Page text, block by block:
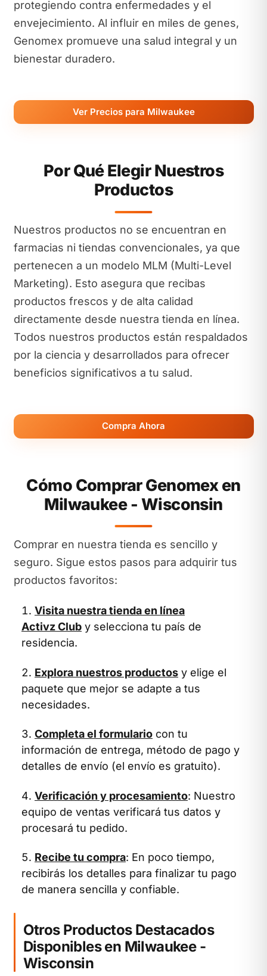
protegiendo contra enfermedades y el
envejecimiento. Al influir en miles de genes,
Genomex promueve una salud integral y un
bienestar duradero.
Ver Precios para Milwaukee
Por Qué Elegir Nuestros
Productos
Nuestros productos no se encuentran en
farmacias ni tiendas convencionales, ya que
pertenecen a un modelo MLM (Multi-Level
Marketing). Esto asegura que recibas
productos frescos y de alta calidad
directamente desde nuestra tienda en línea.
Todos nuestros productos están respaldados
por la ciencia y desarrollados para ofrecer
beneficios significativos a tu salud.
Compra Ahora
Cómo Comprar Genomex en
Milwaukee - Wisconsin
Comprar en nuestra tienda es sencillo y
seguro. Sigue estos pasos para adquirir tus
productos favoritos:
Visita nuestra tienda en línea
Activz Club y selecciona tu país de
residencia.
Explora nuestros productos y elige el
paquete que mejor se adapte a tus
necesidades.
Completa el formulario con tu
información de entrega, método de pago y
detalles de envío (el envío es gratuito).
Verificación y procesamiento: Nuestro
equipo de ventas verificará tus datos y
procesará tu pedido.
Recibe tu compra: En poco tiempo,
recibirás los detalles para finalizar tu pago
de manera sencilla y confiable.
Otros Productos Destacados
Disponibles en Milwaukee -
Wisconsin